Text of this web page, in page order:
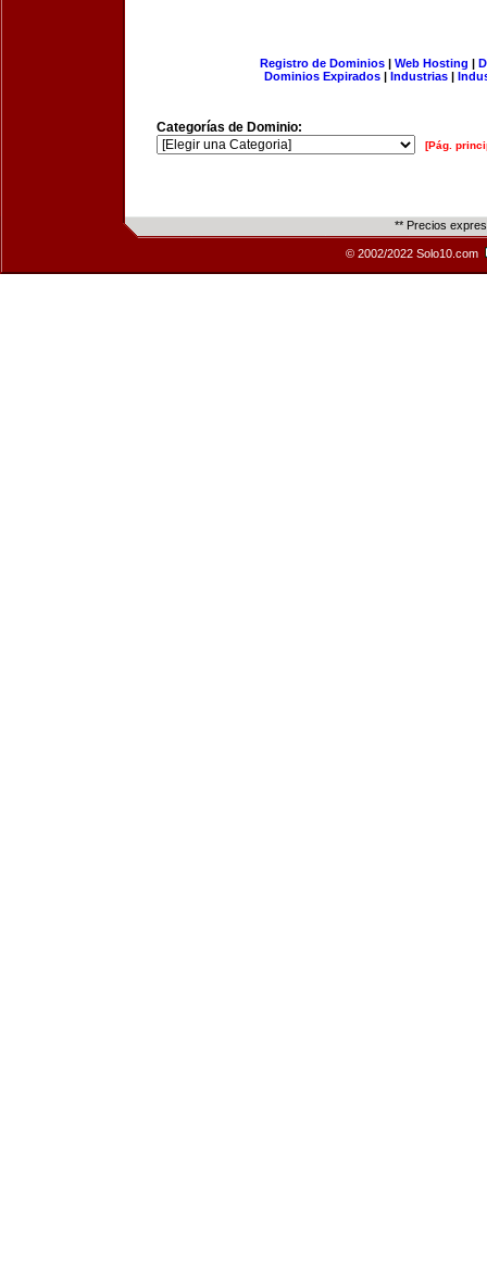
Registro de Dominios| Web Hosting |
Dominios Expirados | Industrias |
Categorías de Dominio:
[Pág.
** Precios
© 2002/2022 Solo10.com